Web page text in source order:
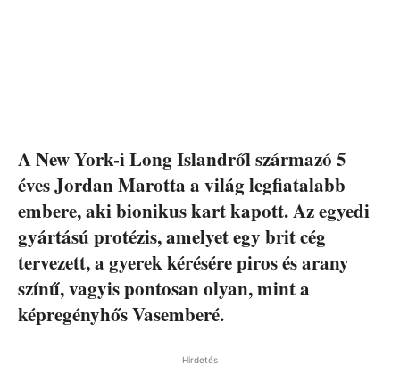
A New York-i Long Islandről származó 5
éves Jordan Marotta a világ legfiatalabb
embere, aki bionikus kart kapott. Az egyedi
gyártású protézis, amelyet egy brit cég
tervezett, a gyerek kérésére piros és arany
színű, vagyis pontosan olyan, mint a
képregényhős Vasemberé.
Hirdetés